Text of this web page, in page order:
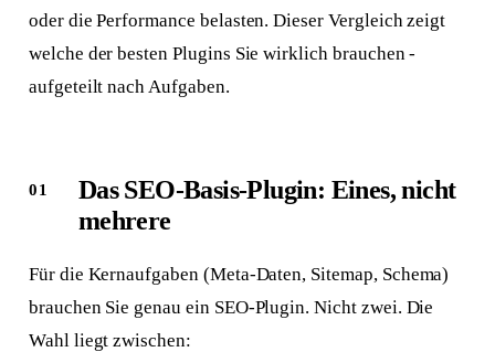
oder die Performance belasten. Dieser Vergleich zeigt
welche der besten Plugins Sie wirklich brauchen -
aufgeteilt nach Aufgaben.
Das SEO-Basis-Plugin: Eines, nicht
mehrere
Für die Kernaufgaben (Meta-Daten, Sitemap, Schema)
brauchen Sie genau ein SEO-Plugin. Nicht zwei. Die
Wahl liegt zwischen: